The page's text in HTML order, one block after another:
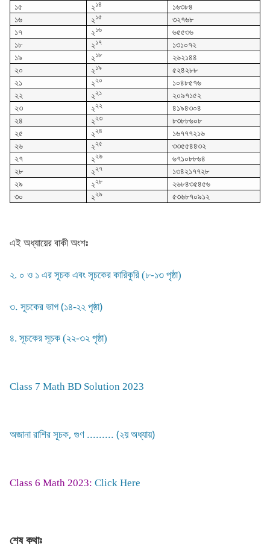
১৫
২১৪
১৬৩৮৪
১৬
২১৫
৩২৭৬৮
১৭
২১৬
৬৫৫৩৬
১৮
২১৭
১৩১০৭২
১৯
২১৮
২৬২১৪৪
২০
২১৯
৫২৪২৮৮
২১
২২০
১০৪৮৫৭৬
২২
২২১
২০৯৭১৫২
২৩
২২২
৪১৯৪৩০৪
২৪
২২৩
৮৩৮৮৬০৮
২৫
২২৪
১৬৭৭৭২১৬
২৬
২২৫
৩৩৫৫৪৪৩২
২৭
২২৬
৬৭১০৮৮৬৪
২৮
২২৭
১৩৪২১৭৭২৮
২৯
২২৮
২৬৮৪৩৫৪৫৬
৩০
২২৯ ৫৩৬৮৭০৯১২
এই অধ্যায়ের বাকী অংশঃ
২. ০ ও ১ এর সূচক এবং সূচকের কারিকুরি (৮-১৩ পৃষ্ঠা)
৩. সূচকের ভাগ (১৪-২২ পৃষ্ঠা)
৪. সূচকের সূচক (২২-৩২ পৃষ্ঠা)
Class 7 Math BD Solution 2023
অজানা রাশির সূচক, গুণ ......... (২য় অধ্যায়)
Class 6 Math 2023: Click Here
শেষ কথাঃ